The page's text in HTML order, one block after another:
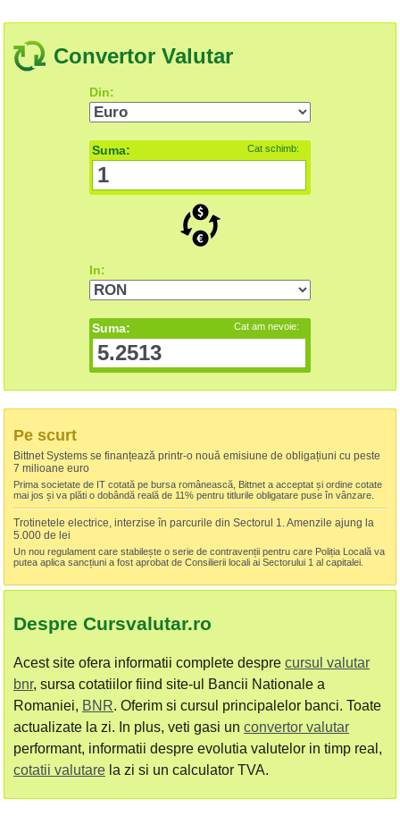
Convertor Valutar
Din:
Suma: Cat schimb:
In:
Suma: Cat am nevoie:
Pe scurt
Bittnet Systems se finanțează printr-o nouă emisiune de obligațiuni cu peste
7 milioane euro
Prima societate de IT cotată pe bursa românească, Bittnet a acceptat și ordine cotate
mai jos și va plăti o dobândă reală de 11% pentru titlurile obligatare puse în vânzare.
Trotinetele electrice, interzise în parcurile din Sectorul 1. Amenzile ajung la
5.000 de lei
Un nou regulament care stabilește o serie de contravenții pentru care Poliția Locală va
putea aplica sancțiuni a fost aprobat de Consilierii locali ai Sectorului 1 al capitalei.
Despre Cursvalutar.ro
Acest site ofera informatii complete despre cursul valutar
bnr, sursa cotatiilor fiind site-ul Bancii Nationale a
Romaniei, BNR. Oferim si cursul principalelor banci. Toate
actualizate la zi. In plus, veti gasi un convertor valutar
performant, informatii despre evolutia valutelor in timp real,
cotatii valutare la zi si un calculator TVA.